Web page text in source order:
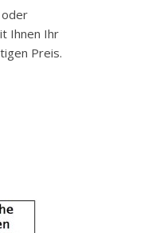
oder
Ihnen Ihr
Preis.